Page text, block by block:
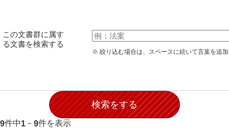
伊藤家文書（山口市）
井上家文書（宇部市）
井上家文書（大和町）
この文書群に属す
る文書を検索する
※ 絞り込む場合は、スペースに続いて言葉を追
9件中1 － 9件を表示